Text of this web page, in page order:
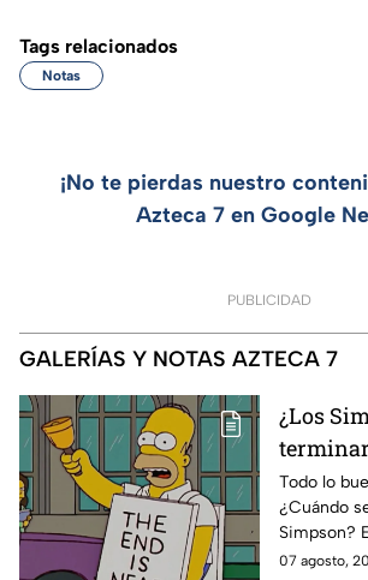
Tags relacionados
Notas
¡No te pierdas nuestro
Azteca 7 en Google
PUBLICIDAD
GALERÍAS Y NOTAS AZTECA 7
¿Los
de Bart
Todo lo
¿Cuándo
Simpson?
sabe:
07 agosto,